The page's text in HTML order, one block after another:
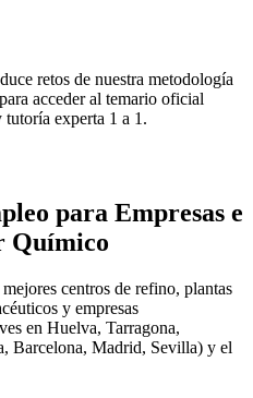
retos de nuestra metodología
acceder al temario oficial
experta 1 a 1.
para Empresas e
Químico
centros de refino, plantas
y empresas
en Huelva, Tarragona,
Barcelona, Madrid, Sevilla) y el